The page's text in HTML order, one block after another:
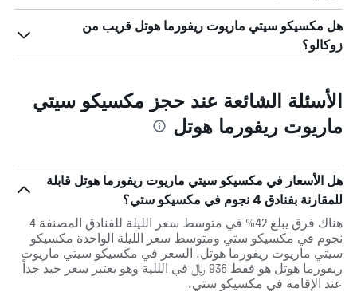
هل مكسيكو سيتي ماريوت ريفورما هوتل قريب من
زوكالو؟
الأسئلة الشائعة عند حجز مكسيكو سيتي
ماريوت ريفورما هوتل
هل الأسعار في مكسيكو سيتي ماريوت ريفورما هوتل قابلة
للمقارنة بفنادق 4 نجوم في مكسيكو ستي؟
هناك فرق يبلغ 42% في متوسط ​​سعر الليلة للفنادق المصنفة 4
نجوم في مكسيكو ستي ومتوسط ​​سعر الليلة الواحدة مكسيكو
سيتي ماريوت ريفورما هوتل. السعر في مكسيكو سيتي ماريوت
ريفورما هوتل هو فقط 936 ﷼ في الللية وهو يعتبر سعر جيد جداً
عند الإقامة في مكسيكو ستي.